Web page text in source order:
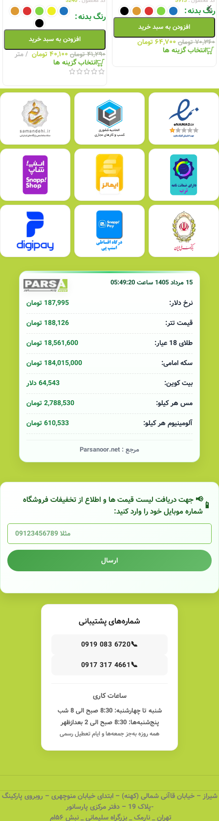
رنگ بدنه
افزودن به سبد خرید
۷۰,۳۶۰ تومان ۶۴,۷۰۰تومان
انتخاب گزینه ها
رنگ بدنه
افزودن به سبد خرید
۴۱,۲۹۰ تومان ۴۰,۱۰۰ تومان متر
انتخاب گزینه ها
15 مرداد 1405 ساعت 05:49:20
نرخ دلار:
187,995 تومان
قیمت تتر:
188,126 تومان
طلای 18 عیار:
18,561,600 تومان
سکه امامی:
184,015,000 تومان
بیت کوین:
64,543 دلار
مس هر کیلو:
2,788,530 تومان
آلومینیوم هر کیلو:
610,533 تومان
مرجع : Parsanoor.net
📢 جهت دریافت لیست قیمت ها و اطلاع از تخفیفات فروشگاه
شماره موبایل خود را وارد کنید:
ارسال
شماره‌های پشتیبانی
📞
0919 083 6720
📞
0917 317 4661
ساعات کاری
شنبه تا چهارشنبه: 8:30 صبح الی 8 شب
پنج‌شنبه‌ها: 8:30 صبح الی 2 بعدازظهر
همه روزه به‌جز جمعه‌ها و ایام تعطیل رسمی
شیراز – خیابان قاآنی شمالی (کهنه) – ابتدای خیابان منوچهری – روبروی پارکینگ
-پلاک 19 – دفتر مرکزی پارسانور
تهران _ نارمک _ بزرگراه سلیمانی _ نبش ۵۶ام